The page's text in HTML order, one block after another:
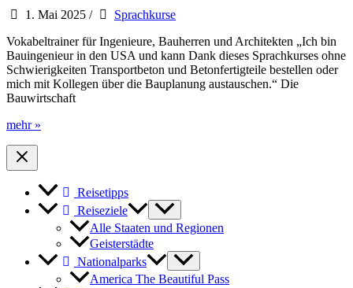
1. Mai 2025 /
Sprachkurse
Vokabeltrainer für Ingenieure, Bauherren und Architekten „Ich bin
Bauingenieur in den USA und kann Dank dieses Sprachkurses ohne
Schwierigkeiten Transportbeton und Betonfertigteile bestellen oder
mich mit Kollegen über die Bauplanung austauschen.“ Die
Bauwirtschaft
Amerikanisch
für
Bauwesen
mehr »
Reisetipps
Reiseziele
Alle Staaten und Regionen
Geisterstädte
Nationalparks
America The Beautiful Pass